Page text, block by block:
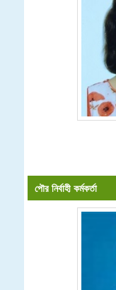
পৌর নির্বাহী কর্মকর্তা